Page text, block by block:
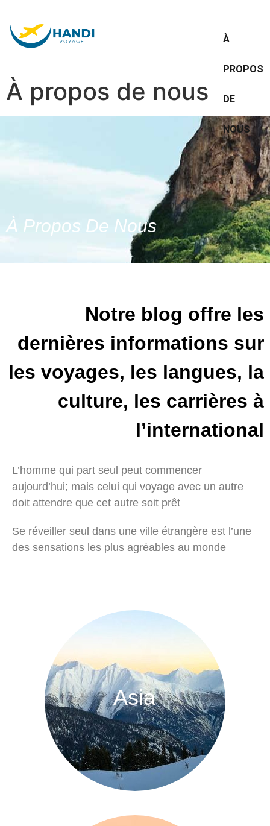
À
PROPOS
DE
NOUS
À propos de nous
À Propos De Nous
Notre blog offre les
dernières informations sur
les voyages, les langues, la
culture, les carrières à
l’international
L’homme qui part seul peut commencer
aujourd’hui; mais celui qui voyage avec un autre
doit attendre que cet autre soit prêt
Se réveiller seul dans une ville étrangère est l’une
des sensations les plus agréables au monde
Asia